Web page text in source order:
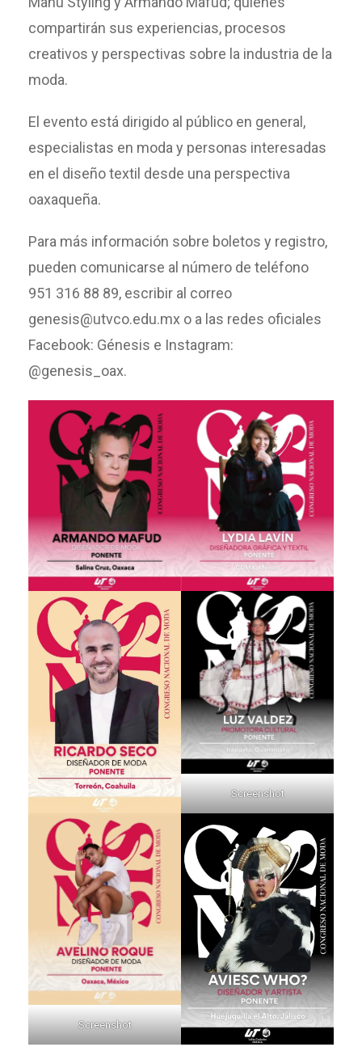
compartirán sus experiencias, procesos
creativos y perspectivas sobre la industria de la
moda.
El evento está dirigido al público en general,
especialistas en moda y personas interesadas
en el diseño textil desde una perspectiva
oaxaqueña.
Para más información sobre boletos y registro,
pueden comunicarse al número de teléfono
951 316 88 89, escribir al correo
genesis@utvco.edu.mx o a las redes oficiales
Facebook: Génesis e Instagram:
@genesis_oax.
Screenshot
Screenshot